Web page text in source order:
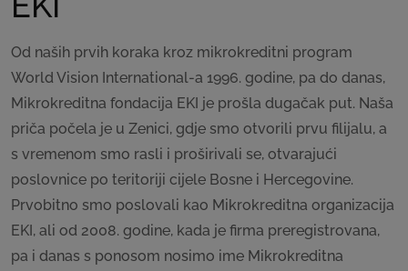
Od naših prvih koraka kroz mikrokreditni program
World Vision International-a 1996. godine, pa do danas,
Mikrokreditna fondacija EKI je prošla dugačak put. Naša
priča počela je u Zenici, gdje smo otvorili prvu filijalu, a
s vremenom smo rasli i proširivali se, otvarajući
poslovnice po teritoriji cijele Bosne i Hercegovine.
Prvobitno smo poslovali kao Mikrokreditna organizacija
EKI, ali od 2008. godine, kada je firma preregistrovana,
pa i danas s ponosom nosimo ime Mikrokreditna